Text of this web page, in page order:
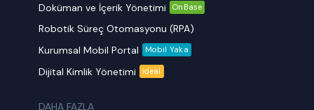
Doküman ve İçerik Yönetimi
OnBase
Robotik Süreç Otomasyonu (RPA)
Kurumsal Mobil Portal
Mobil Yaka
Dijital Kimlik Yönetimi ideal
DAHA FAZLA